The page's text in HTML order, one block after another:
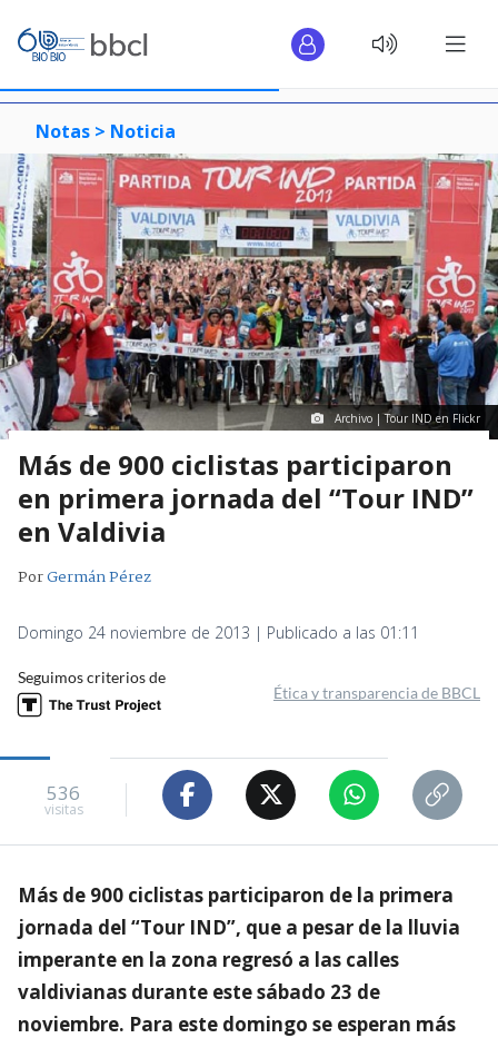
Notas > Noticia
Archivo | Tour IND en Flickr
Más de 900 ciclistas participaron
en primera jornada del “Tour IND”
en Valdivia
PorGermán Pérez
Domingo 24 noviembre de 2013 | Publicado a las 01:11
Seguimos criterios de
Ética y transparencia de BBCL
536
visitas
Más de 900 ciclistas participaron de la primera
jornada del “Tour IND”, que a pesar de la lluvia
imperante en la zona regresó a las calles
valdivianas durante este sábado 23 de
noviembre. Para este domingo se esperan más